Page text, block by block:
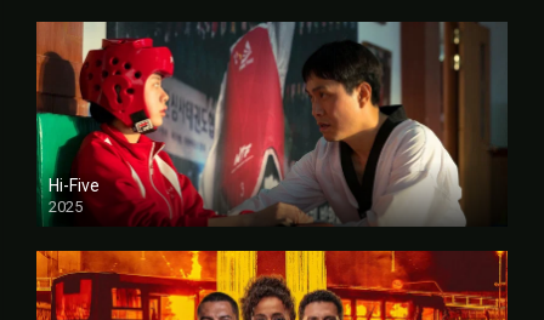
Hi-Five
2025
FULL HD